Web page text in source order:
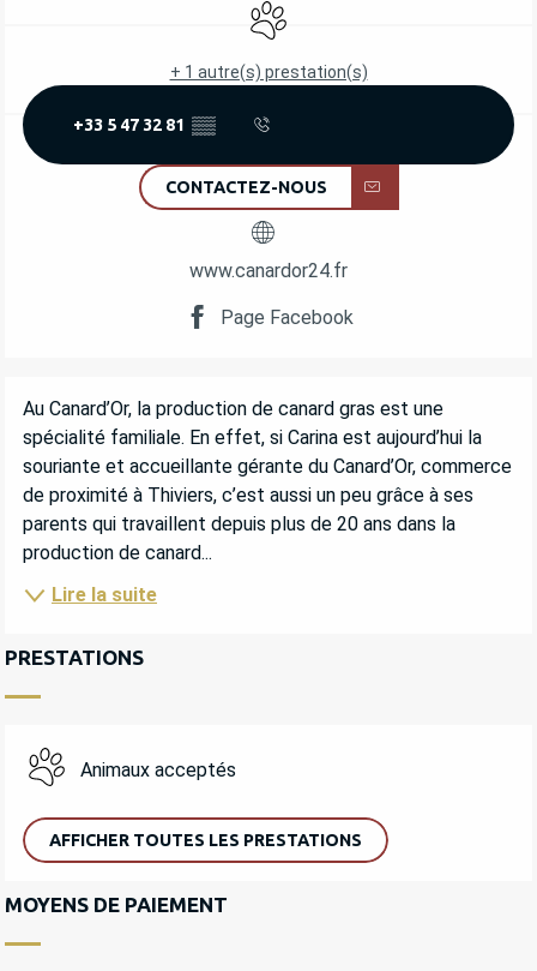
Animaux acceptés
+ 1 autre(s) prestation(s)
+33 5 47 32 81 ▒▒
CONTACTEZ-NOUS
www.canardor24.fr
Page Facebook
DESCRIPTION
Au Canard’Or, la production de canard gras est une
spécialité familiale. En effet, si Carina est aujourd’hui la
souriante et accueillante gérante du Canard’Or, commerce
de proximité à Thiviers, c’est aussi un peu grâce à ses
parents qui travaillent depuis plus de 20 ans dans la
production de canard...
Lire la suite
PRESTATIONS
Animaux acceptés
AFFICHER TOUTES LES PRESTATIONS
MOYENS DE PAIEMENT